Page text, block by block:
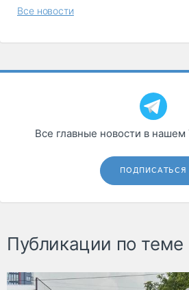
Все новости
Все главные новости в нашем
ПОДПИСАТЬСЯ
Публикации по теме